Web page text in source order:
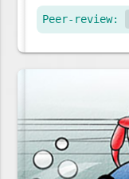
Peer-review: